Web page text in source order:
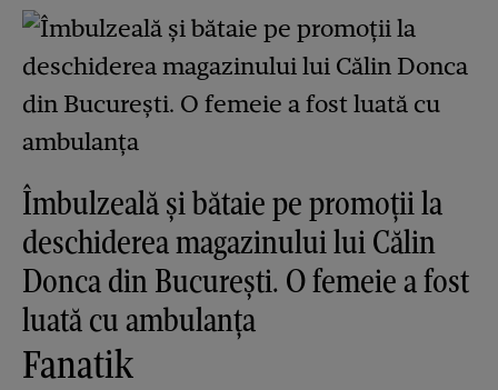
Îmbulzeală și bătaie pe promoții la
deschiderea magazinului lui Călin
Donca din București. O femeie a fost
luată cu ambulanța
Fanatik